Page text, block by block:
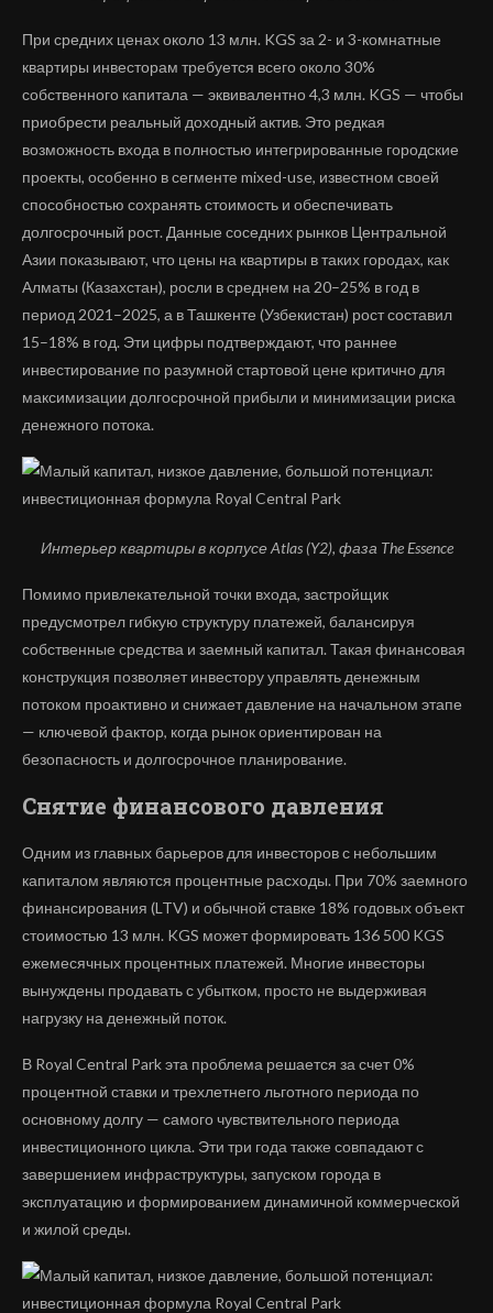
При средних ценах около 13 млн. KGS за 2- и 3-комнатные
квартиры инвесторам требуется всего около 30%
собственного капитала — эквивалентно 4,3 млн. KGS — чтобы
приобрести реальный доходный актив. Это редкая
возможность входа в полностью интегрированные городские
проекты, особенно в сегменте mixed-use, известном своей
способностью сохранять стоимость и обеспечивать
долгосрочный рост. Данные соседних рынков Центральной
Азии показывают, что цены на квартиры в таких городах, как
Алматы (Казахстан), росли в среднем на 20–25% в год в
период 2021–2025, а в Ташкенте (Узбекистан) рост составил
15–18% в год. Эти цифры подтверждают, что раннее
инвестирование по разумной стартовой цене критично для
максимизации долгосрочной прибыли и минимизации риска
денежного потока.
Интерьер квартиры в корпусеAtlas(Y2), фаза The Essence
Помимо привлекательной точки входа, застройщик
предусмотрел гибкую структуру платежей, балансируя
собственные средства и заемный капитал. Такая финансовая
конструкция позволяет инвестору управлять денежным
потоком проактивно и снижает давление на начальном этапе
— ключевой фактор, когда рынок ориентирован на
безопасность и долгосрочное планирование.
Снятие финансового давления
Одним из главных барьеров для инвесторов с небольшим
капиталом являются процентные расходы. При 70% заемного
финансирования (LTV) и обычной ставке 18% годовых объект
стоимостью 13 млн. KGS может формировать 136 500 KGS
ежемесячных процентных платежей. Многие инвесторы
вынуждены продавать с убытком, просто не выдерживая
нагрузку на денежный поток.
В Royal Central Park эта проблема решается за счет 0%
процентной ставки и трехлетнего льготного периода по
основному долгу — самого чувствительного периода
инвестиционного цикла. Эти три года также совпадают с
завершением инфраструктуры, запуском города в
эксплуатацию и формированием динамичной коммерческой
и жилой среды.